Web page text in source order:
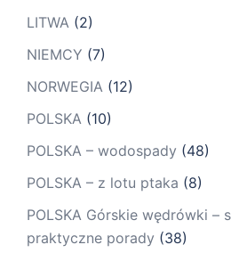
LITWA (2)
NIEMCY (7)
NORWEGIA (12)
POLSKA (10)
POLSKA – wodospady (48)
POLSKA – z lotu ptaka (8)
POLSKA Górskie wędrówki –
praktyczne porady (38)